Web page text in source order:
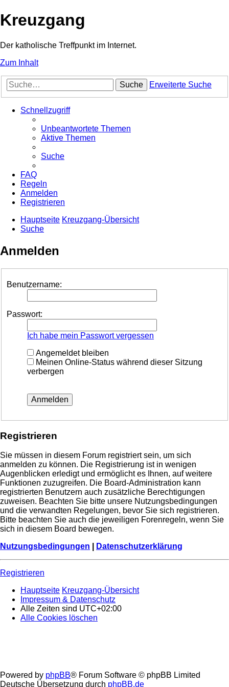
Kreuzgang
Der katholische Treffpunkt im Internet.
Zum Inhalt
Suche Erweiterte Suche
Schnellzugriff
Unbeantwortete Themen
Aktive Themen
Suche
FAQ
Regeln
Anmelden
Registrieren
Hauptseite Kreuzgang-Übersicht
Suche
Anmelden
Benutzername:
Passwort:
Ich habe mein Passwort vergessen
Angemeldet bleiben
Meinen Online-Status während dieser Sitzung
verbergen
Registrieren
Sie müssen in diesem Forum registriert sein, um sich
anmelden zu können. Die Registrierung ist in wenigen
Augenblicken erledigt und ermöglicht es Ihnen, auf weitere
Funktionen zuzugreifen. Die Board-Administration kann
registrierten Benutzern auch zusätzliche Berechtigungen
zuweisen. Beachten Sie bitte unsere Nutzungsbedingungen
und die verwandten Regelungen, bevor Sie sich registrieren.
Bitte beachten Sie auch die jeweiligen Forenregeln, wenn Sie
sich in diesem Board bewegen.
Nutzungsbedingungen
Datenschutzerklärung
Registrieren
Hauptseite Kreuzgang-Übersicht
Impressum & Datenschutz
Alle Zeiten sind UTC+02:00
Alle Cookies löschen
Powered by phpBB® Forum Software © phpBB Limited
Deutsche Übersetzung durch phpBB.de